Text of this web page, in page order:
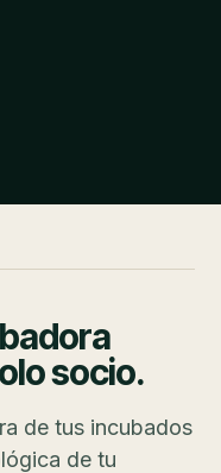
socio.
de tus incubados
de tu